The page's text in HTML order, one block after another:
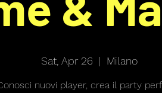
Sat, Apr 26
  |
Milano
nuovi player, crea il party